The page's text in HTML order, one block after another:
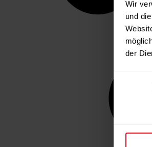
Wir
und
der